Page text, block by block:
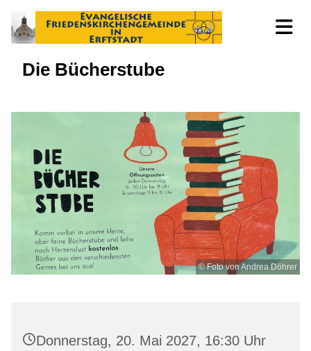
Die Bücherstube
© Foto von Andrea Döhrer
Donnerstag, 20. Mai 2027, 16:30 Uhr